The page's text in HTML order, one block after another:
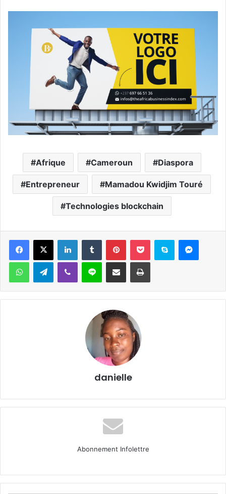
Afrique Cameroun Diaspora
Entrepreneur Mamadou Kwidjim Touré
Technologies blockchain
Facebook
X LinkedinTumblr PinterestPocket Skype
WhatsAppTelegramViber Ligne Partager par email Imprimer
danielle
Abonnement Infolettre